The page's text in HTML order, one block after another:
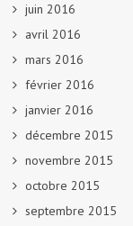
juin 2016
avril 2016
mars 2016
février 2016
janvier 2016
décembre 2015
novembre 2015
octobre 2015
septembre 2015